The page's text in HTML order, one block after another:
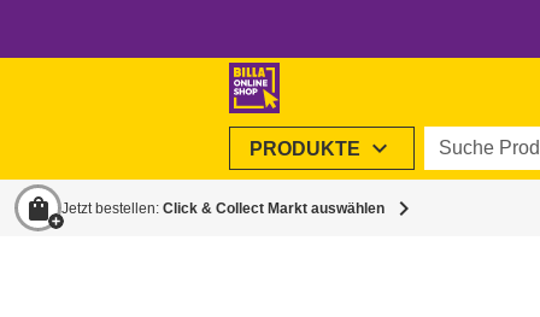
PRODUKTE expand_more Suche
shopping_bag Jetzt bestellen: Click & Collect Markt auswählen chevron_right